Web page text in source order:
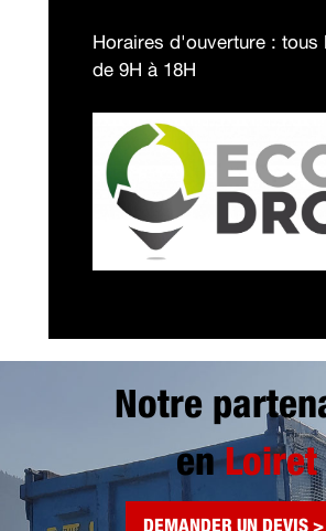
Horaires d'ouverture : tous
de 9H à 18H
Notre
enLoiret
DEMANDER UN DEVIS >